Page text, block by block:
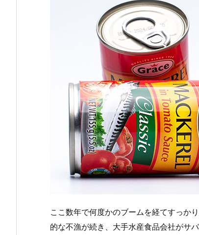
ここ数年で何度かのブームを経てすっか
的な不漁が続き、大手水産食品会社がサ